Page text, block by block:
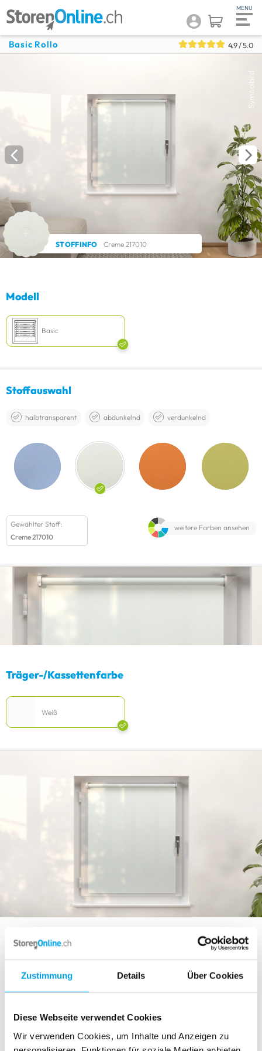
Zustimmung Details Über Cookies
Diese Webseite verwendet Cookies
Wir verwenden Cookies, um Inhalte und Anzeigen zu
Basic Rollo 4.9/ 5.0
Symbolbild
Modell
Basic
Stoffauswahl
halbtransparent abdunkelnd verdunkelnd
Gewählter Stoff:
Creme 217010
weitere Farben ansehen
Träger-/Kassettenfarbe
Weiß
Montageposition Montageart im Detail
STOFFINFO Creme 217010